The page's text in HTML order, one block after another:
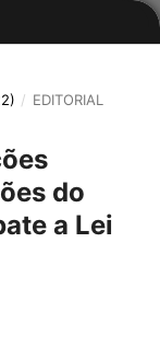
/ EDITORIAL
do
a Lei